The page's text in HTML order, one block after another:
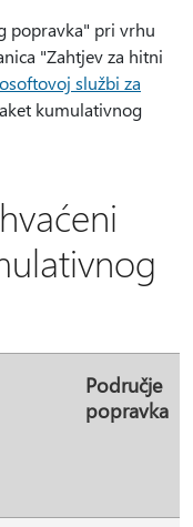
popravka" pri vrhu
"Zahtjev za hitni
službi za
kumulativnog
Područje
popravka